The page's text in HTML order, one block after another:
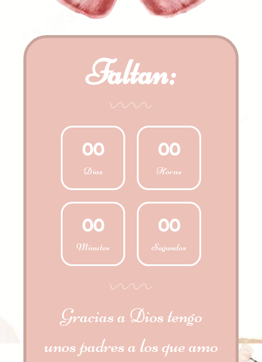
Faltan:
00
Días
00
Horas
00
Minutos
00
Segundos
Gracias a Dios tengo
unos padres a los que amo